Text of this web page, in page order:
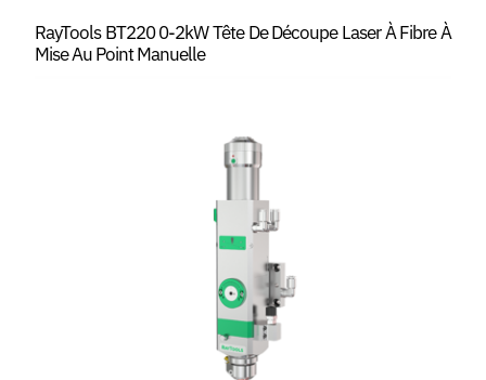
RayTools BT220 0-2kW Tête De Découpe Laser À Fibre À
Mise Au Point Manuelle